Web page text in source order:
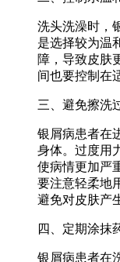
洗头洗澡时，
是选择较为温
障，导致皮肤
间也要控制在
三、避免擦洗
银屑病患者在
身体。过度用
使病情更加严
要注意轻柔地
避免对皮肤产
四、定期涂抹
银屑病患者在